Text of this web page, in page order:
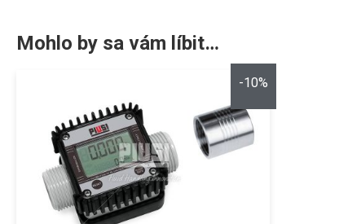
Mohlo by sa vám líbit…
-10%